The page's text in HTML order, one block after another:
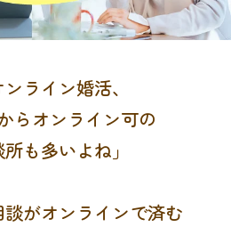
ライン婚活、
らオンライン可の
も多いよね」
談がオンラインで済む